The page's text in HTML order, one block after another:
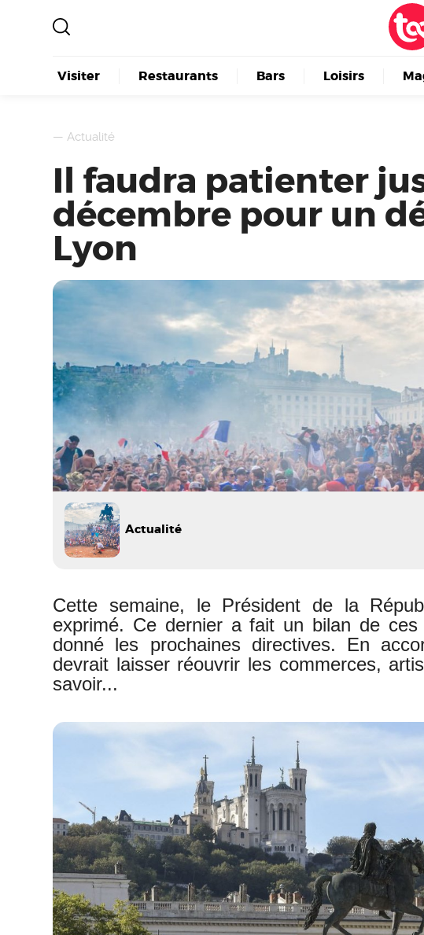
Visiter Restaurants Bars Loisirs
—Actualité
Il faudra patienter
décembre pour un
Lyon
Actualité
Cette semaine, le Président de la
exprimé. Ce dernier a fait un bilan de
donné les prochaines directives. En
devrait laisser réouvrir les commerces,
savoir...